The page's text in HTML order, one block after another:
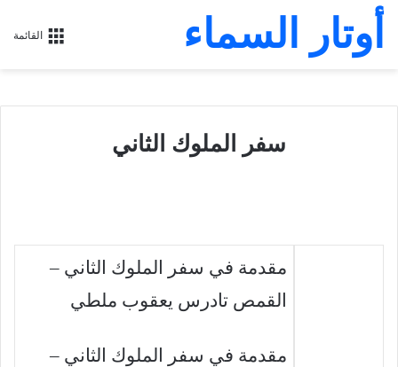
القائمة أوتار السماء
سفر الملوك الثاني
مقدمة في سفر الملوك الثاني –
القمص تادرس يعقوب ملطي
مقدمة في سفر الملوك الثاني –